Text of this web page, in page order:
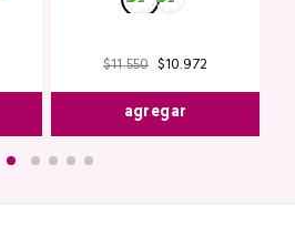
$11.550 $ 10.972
agregar